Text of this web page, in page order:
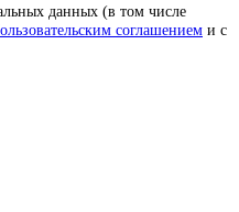
данных (в том числе
соглашением и с